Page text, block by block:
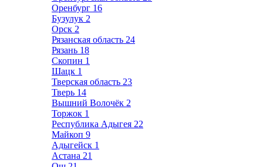
Оренбург 16
Бузулук 2
Орск 2
Рязанская область 24
Рязань 18
Скопин 1
Шацк 1
Тверская область 23
Тверь 14
Вышний Волочёк 2
Торжок 1
Республика Адыгея 22
Майкоп 9
Адыгейск 1
Астана 21